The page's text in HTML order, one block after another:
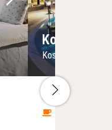
Næste billede
Forrige
Kosta
Kosta, Sverige
Inklusive
Næste